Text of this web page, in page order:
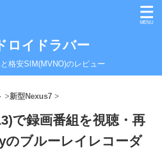
ロイドラバー
格安SIM(MVNO)のレビュー
>新型Nexus7 >
で録画番組を視聴・再
のブルーレイレコーダ